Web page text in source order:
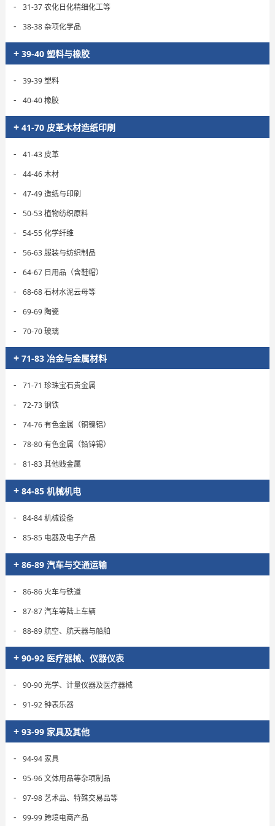
- 31-37 农化日化精细化工等
- 38-38 杂项化学品
+ 39-40 塑料与橡胶
- 39-39 塑料
- 40-40 橡胶
+ 41-70 皮革木材造纸印刷
- 41-43 皮革
- 44-46 木材
- 47-49 造纸与印刷
- 50-53 植物纺织原料
- 54-55 化学纤维
- 56-63 服装与纺织制品
- 64-67 日用品（含鞋帽）
- 68-68 石材水泥云母等
- 69-69 陶瓷
- 70-70 玻璃
+ 71-83 冶金与金属材料
- 71-71 珍珠宝石贵金属
- 72-73 钢铁
- 74-76 有色金属（铜镍铝）
- 78-80 有色金属（铅锌锡）
- 81-83 其他贱金属
+ 84-85 机械机电
- 84-84 机械设备
- 85-85 电器及电子产品
+ 86-89 汽车与交通运输
- 86-86 火车与铁道
- 87-87 汽车等陆上车辆
- 88-89 航空、航天器与船舶
+ 90-92 医疗器械、仪器仪表
- 90-90 光学、计量仪器及医疗器械
- 91-92 钟表乐器
+ 93-99 家具及其他
- 94-94 家具
- 95-96 文体用品等杂项制品
- 97-98 艺术品、特殊交易品等
- 99-99 跨境电商产品